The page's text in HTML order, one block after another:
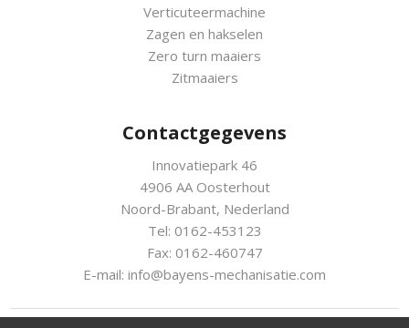
Verticuteermachine
Zagen en hakselen
Zero turn maaiers
Zitmaaiers
Contactgegevens
Innovatiepark 46
4906 AA Oosterhout
Noord-Brabant, Nederland
Tel: 0162-453123
Fax: 0162-460747
E-mail: info@bayens-mechanisatie.com